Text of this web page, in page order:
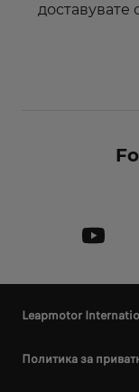
доставувате
Leapmotor
Политика за